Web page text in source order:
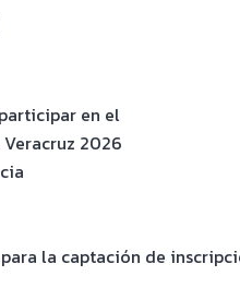
en el
2026
la captación de